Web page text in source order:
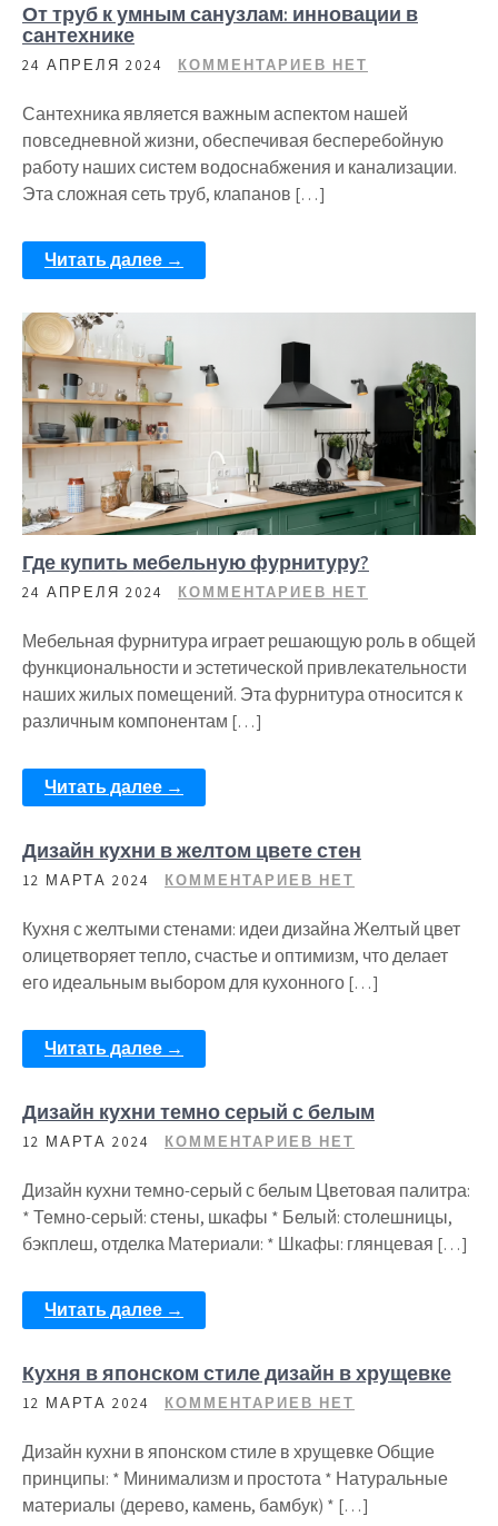
От труб к умным санузлам: инновации в
сантехнике
24 АПРЕЛЯ 2024 КОММЕНТАРИЕВ НЕТ
Сантехника является важным аспектом нашей
повседневной жизни, обеспечивая бесперебойную
работу наших систем водоснабжения и канализации.
Эта сложная сеть труб, клапанов […]
Читать далее →
Где купить мебельную фурнитуру?
24 АПРЕЛЯ 2024 КОММЕНТАРИЕВ НЕТ
Мебельная фурнитура играет решающую роль в общей
функциональности и эстетической привлекательности
наших жилых помещений. Эта фурнитура относится к
различным компонентам […]
Читать далее →
Дизайн кухни в желтом цвете стен
12 МАРТА 2024 КОММЕНТАРИЕВ НЕТ
Кухня с желтыми стенами: идеи дизайна Желтый цвет
олицетворяет тепло, счастье и оптимизм, что делает
его идеальным выбором для кухонного […]
Читать далее →
Дизайн кухни темно серый с белым
12 МАРТА 2024 КОММЕНТАРИЕВ НЕТ
Дизайн кухни темно-серый с белым Цветовая палитра:
* Темно-серый: стены, шкафы * Белый: столешницы,
бэкплеш, отделка Материали: * Шкафы: глянцевая […]
Читать далее →
Кухня в японском стиле дизайн в хрущевке
12 МАРТА 2024 КОММЕНТАРИЕВ НЕТ
Дизайн кухни в японском стиле в хрущевке Общие
принципы: * Минимализм и простота * Натуральные
материалы (дерево, камень, бамбук) * […]